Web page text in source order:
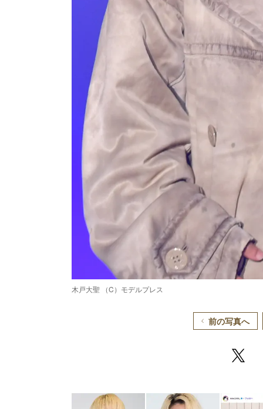
木戸大聖 （C）モデルプレス
前の写真へ